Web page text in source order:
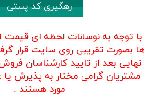
رهگیری کد پستی
با توجه به نوسانات لحظه ای قیمت
بصورت تقریبی روی سایت قرار
نهایی بعد از تایید کارشناسان
مشتریان گرامی مختار به پذیرش
مورد هستند .